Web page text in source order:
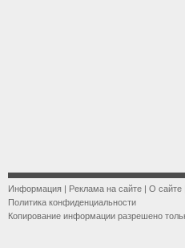
Информация | Реклама на сайте | О сайте
Политика конфиденциальности
Копирование информации разрешено